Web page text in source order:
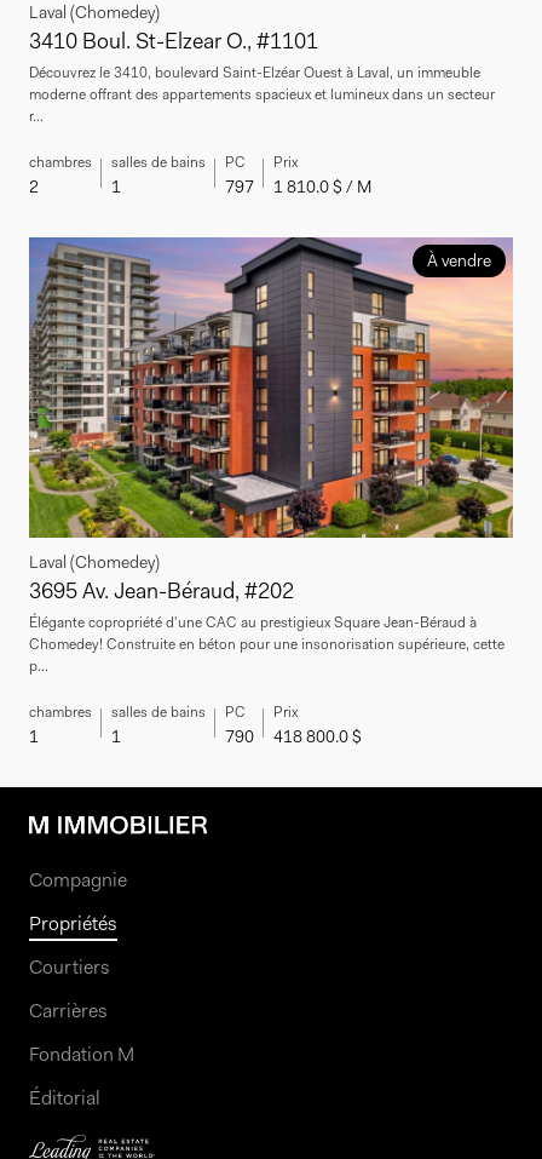
Laval (Chomedey)
3410 Boul. St-Elzear O., #1101
Découvrez le 3410, boulevard Saint-Elzéar Ouest à Laval, un immeuble
moderne offrant des appartements spacieux et lumineux dans un secteur
r...
chambres
2
salles de bains
1
PC
797
Prix
1 810.0 $ / M
À vendre
Laval (Chomedey)
3695 Av. Jean-Béraud, #202
Élégante copropriété d'une CAC au prestigieux Square Jean-Béraud à
Chomedey! Construite en béton pour une insonorisation supérieure, cette
p...
chambres
1
salles de bains
1
PC
790
Prix
418 800.0 $
Compagnie
Propriétés
Courtiers
Carrières
Fondation M
Éditorial